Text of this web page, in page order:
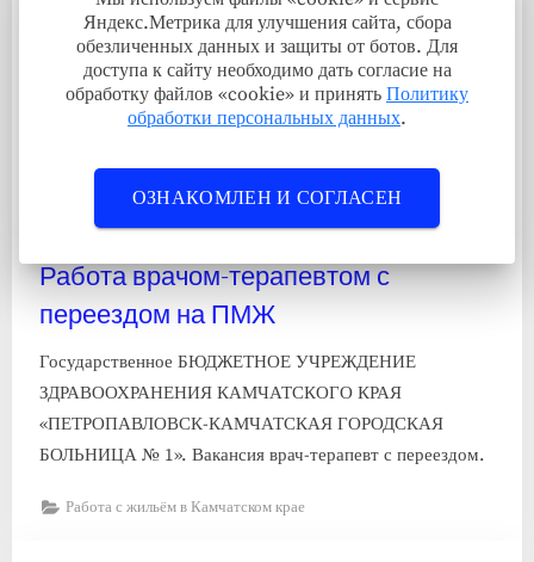
литературы с переездом на ПМЖ
Организация Муниципальное общеобразовательное
казенное учреждение Соболевская средняя школа
Требуется на работу учитель русского языка и
Работа с жильём в Камчатском крае
Работа врачом-терапевтом с
переездом на ПМЖ
Государственное БЮДЖЕТНОЕ УЧРЕЖДЕНИЕ
ЗДРАВООХРАНЕНИЯ КАМЧАТСКОГО КРАЯ
«ПЕТРОПАВЛОВСК-КАМЧАТСКАЯ ГОРОДСКАЯ
БОЛЬНИЦА № 1». Вакансия врач-терапевт с переездом.
Работа с жильём в Камчатском крае
Яндекс.Метрика для улучшения сайта, сбора
обезличенных данных и защиты от ботов. Для
доступа к сайту необходимо дать согласие на
обработку файлов «cookie» и принять Политику
обработки персональных данных.
ОЗНАКОМЛЕН И СОГЛАСЕН